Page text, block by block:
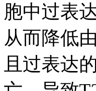
胞中过表
从而降低
且过表达